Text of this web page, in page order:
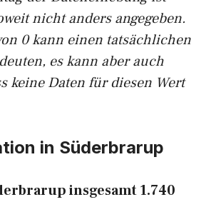
nicht anders angegeben.
0 kann einen tatsächlichen
es kann aber auch
keine Daten für diesen Wert
in Süderbrarup
insgesamt 1.740